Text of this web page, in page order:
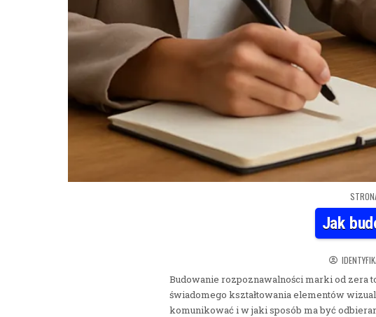
Jak
Budowanie rozpoznawalności marki od zera
świadomego kształtowania elementów
komunikować i w jaki sposób ma być